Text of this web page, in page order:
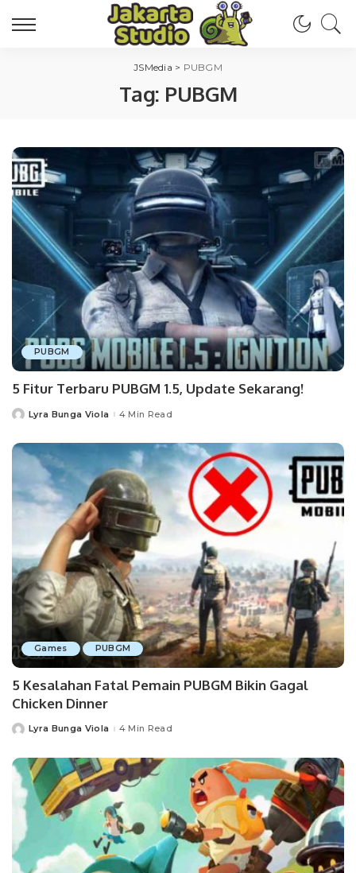
JSMedia > PUBGM
Tag: PUBGM
PUBGM
5 Fitur Terbaru PUBGM 1.5, Update Sekarang!
PostedLyra Bunga Viola 4 Min Read
Games PUBGM
5 Kesalahan Fatal Pemain PUBGM Bikin Gagal
Chicken Dinner
PostedLyra Bunga Viola 4 Min Read